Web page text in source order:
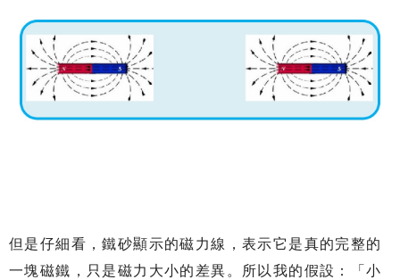
但是仔細看，鐵砂顯示的磁力線，表示它是真的完整的
一塊磁鐵，只是磁力大小的差異。所以我的假設：「小